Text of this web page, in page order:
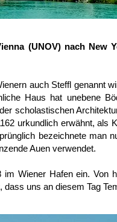
(UNOV) nach New
auch Steffl genannt
Haus hat unebene
scholastischen
urkundlich erwähnt, als
bezeichnete man
Auen verwendet.
Wiener Hafen ein. Von
uns an diesem Tag